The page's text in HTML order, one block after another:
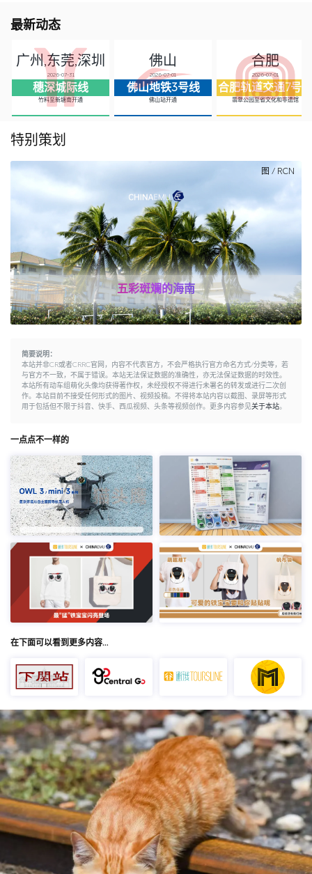
最新动态
广州,东莞,深圳
2026-07-31
穗深城际线
竹料至新塘南开通
佛山
2026-07-01
佛山地铁3号线
佛山站开通
合肥
2026-07-01
合肥轨道交通7号线
翡翠公园至省文化和非遗馆
特别策划
图 / RCN
五彩斑斓的海南
简要说明：
本站并非CR或者CRRC官网，内容不代表官方，不会严格执行官方命名方式/分类等，若
与官方不一致，不属于错误。本站无法保证数据的准确性，亦无法保证数据的时效性。
本站所有动车组萌化头像均获得著作权，未经授权不得进行未署名的转发或进行二次创
作。本站目前不接受任何形式的图片、视频投稿。不得将本站内容以截图、录屏等形式
用于包括但不限于抖音、快手、西瓜视频、头条等视频创作。更多内容参见关于本站。
一点点不一样的
在下面可以看到更多内容…